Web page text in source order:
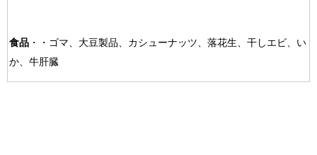
食品 ・・ゴマ、大豆製品、カシューナッツ、落花生、干しエビ、い
か、牛肝臓